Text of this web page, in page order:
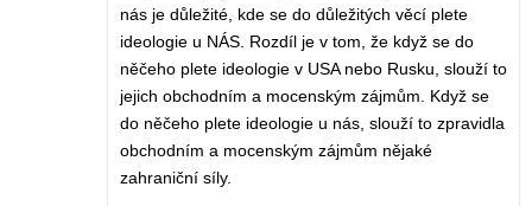
nás je důležité, kde se do důležitých věcí plete
ideologie u NÁS. Rozdíl je v tom, že když se do
něčeho plete ideologie v USA nebo Rusku, slouží to
jejich obchodním a mocenským zájmům. Když se
do něčeho plete ideologie u nás, slouží to zpravidla
obchodním a mocenským zájmům nějaké
zahraniční síly.